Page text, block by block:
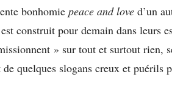
bonhomie peace and love d’un
construit pour demain dans leurs
» sur tout et surtout rien,
quelques slogans creux et puérils